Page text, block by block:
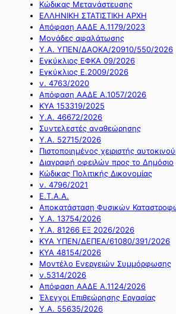
Κώδικας Μετανάστευσης
ΕΛΛΗΝΙΚΗ ΣΤΑΤΙΣΤΙΚΗ ΑΡΧΗ
Απόφαση ΑΑΔΕ Α.1179/2023
Μονάδες αφαλάτωσης
Υ.Α. ΥΠΕΝ/ΔΑΟΚΑ/20910/550/2026
Εγκύκλιος ΕΦΚΑ 09/2026
Εγκύκλιος Ε.2009/2026
ν. 4763/2020
Απόφαση ΑΑΔΕ Α.1057/2026
ΚΥΑ 153319/2025
Υ.Α. 46672/2026
Συντελεστές αναθεώρησης
Υ.Α. 52715/2026
Πιστοποιημένος χειριστής
Διαγραφή οφειλών προς το Δημόσιο
Κώδικας Πολιτικής Δικονομίας
ν. 4796/2021
Ε.Τ.Α.Α.
Αποκατάσταση Φυσικών
Υ.Α. 13754/2026
Υ.Α. 81266 ΕΞ 2026/2026
ΚΥΑ ΥΠΕΝ/ΔΕΠΕΑ/61080/391/2026
ΚΥΑ 48154/2026
Μοντέλο Ενεργειών Συμμόρφωσης
ν.5314/2026
Απόφαση ΑΑΔΕ Α.1124/2026
Έλεγχοι Επιθεώρησης Εργασίας
Υ.Α. 55635/2026